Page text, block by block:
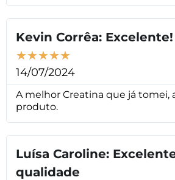
Kevin Corrêa: Excelente!
★★★★★
14/07/2024
A melhor Creatina que já tomei,
produto.
Luísa Caroline:
qualidade